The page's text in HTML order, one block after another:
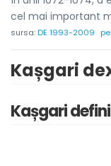
cel mai important
sursa:DE 1993-2009
Kașgari
Kașgari